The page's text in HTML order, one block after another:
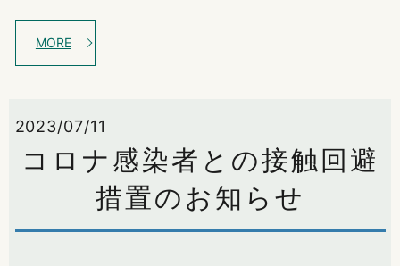
MORE
2023/07/11
コロナ感染者との接触回避
措置のお知らせ